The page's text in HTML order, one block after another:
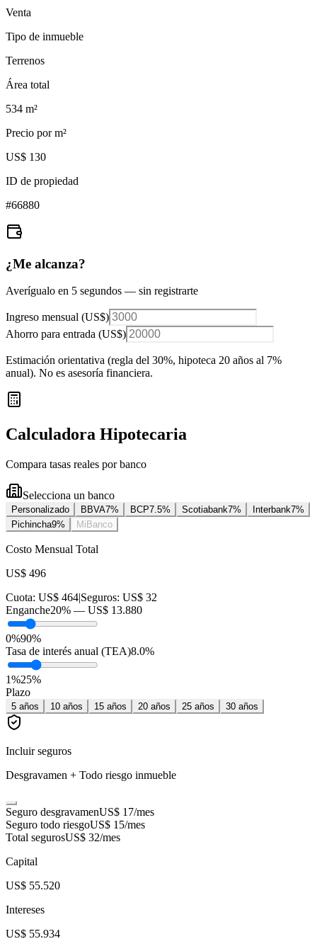
Venta
Tipo de inmueble
Terrenos
Área total
534 m²
Precio por m²
US$ 130
ID de propiedad
#66880
¿Me alcanza?
Averígualo en 5 segundos — sin registrarte
Ingreso mensual (US$)
Ahorro para entrada (US$)
Estimación orientativa (regla del 30%, hipoteca 20 años al 7%
anual). No es asesoría financiera.
Calculadora Hipotecaria
Compara tasas reales por banco
Selecciona un banco
Personalizado BBVA7% BCP7.5% Scotiabank7% Interbank7%
Pichincha9% MiBanco
Costo Mensual Total
US$ 496
Cuota: US$ 464|Seguros: US$ 32
Enganche20% — US$ 13.880
0%90%
Tasa de interés anual (TEA)8.0%
1%25%
Plazo
5 años 10 años 15 años 20 años 25 años 30 años
Incluir seguros
Desgravamen + Todo riesgo inmueble
Seguro desgravamenUS$ 17/mes
Seguro todo riesgoUS$ 15/mes
Total segurosUS$ 32/mes
Capital
US$ 55.520
Intereses
US$ 55.934